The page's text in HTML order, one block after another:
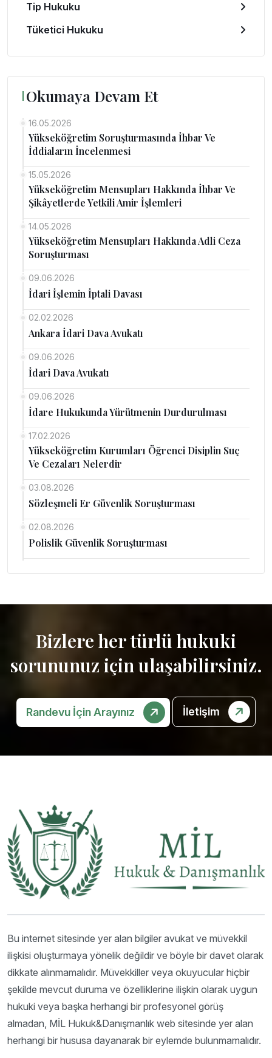
Tip Hukuku
Tüketici Hukuku
Okumaya Devam Et
16.05.2026
Yükseköğretim Soruşturmasında İhbar Ve
İddiaların İncelenmesi
15.05.2026
Yükseköğretim Mensupları Hakkında İhbar Ve
Şikâyetlerde Yetkili Amir İşlemleri
14.05.2026
Yükseköğretim Mensupları Hakkında Adli Ceza
Soruşturması
09.06.2026
İdari İşlemin İptali Davası
02.02.2026
Ankara İdari Dava Avukatı
09.06.2026
İdari Dava Avukatı
09.06.2026
İdare Hukukunda Yürütmenin Durdurulması
17.02.2026
Yükseköğretim Kurumları Öğrenci Disiplin Suç
Ve Cezaları Nelerdir
03.08.2026
Sözleşmeli Er Güvenlik Soruşturması
02.08.2026
Polislik Güvenlik Soruşturması
Bizlere her türlü hukuki
sorununuz için ulaşabilirsiniz.
Randevu İçin Arayınız İletişim
Bu internet sitesinde yer alan bilgiler avukat ve müvekkil
ilişkisi oluşturmaya yönelik değildir ve böyle bir davet olarak
dikkate alınmamalıdır. Müvekkiller veya okuyucular hiçbir
şekilde mevcut duruma ve özelliklerine ilişkin olarak uygun
hukuki veya başka herhangi bir profesyonel görüş
almadan, MİL Hukuk&Danışmanlık web sitesinde yer alan
herhangi bir hususa dayanarak bir eylemde bulunmamalıdır.